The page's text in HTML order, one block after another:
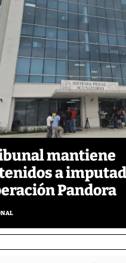
mantiene
a
Pandora